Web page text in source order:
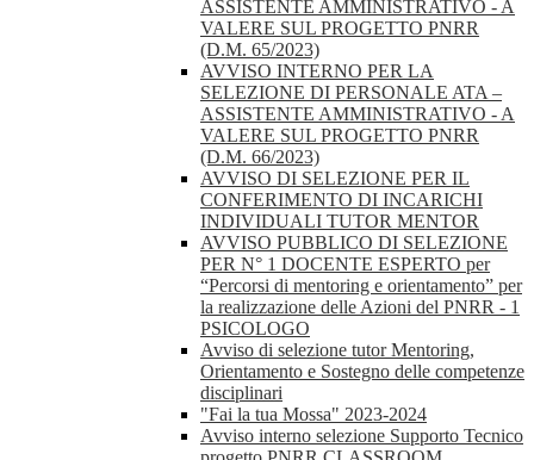
ASSISTENTE AMMINISTRATIVO - A
VALERE SUL PROGETTO PNRR
(D.M. 65/2023)
AVVISO INTERNO PER LA
SELEZIONE DI PERSONALE ATA –
ASSISTENTE AMMINISTRATIVO - A
VALERE SUL PROGETTO PNRR
(D.M. 66/2023)
AVVISO DI SELEZIONE PER IL
CONFERIMENTO DI INCARICHI
INDIVIDUALI TUTOR MENTOR
AVVISO PUBBLICO DI SELEZIONE
PER N° 1 DOCENTE ESPERTO per
“Percorsi di mentoring e orientamento” per
la realizzazione delle Azioni del PNRR - 1
PSICOLOGO
Avviso di selezione tutor Mentoring,
Orientamento e Sostegno delle competenze
disciplinari
"Fai la tua Mossa" 2023-2024
Avviso interno selezione Supporto Tecnico